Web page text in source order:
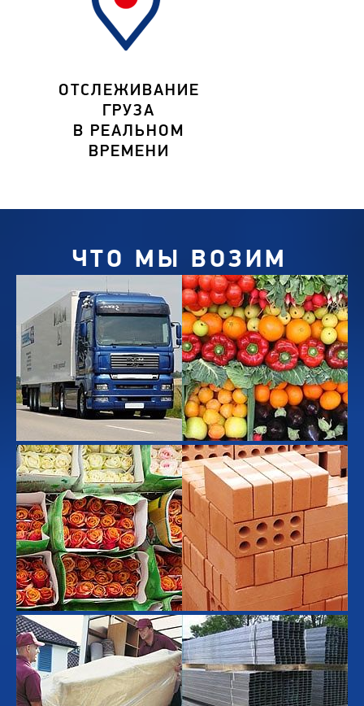
ОТСЛЕЖИВАНИЕ
ГРУЗА
В РЕАЛЬНОМ
ВРЕМЕНИ
ЧТО МЫ ВОЗИМ